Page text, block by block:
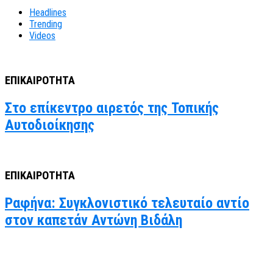
Headlines
Trending
Videos
ΕΠΙΚΑΙΡΟΤΗΤΑ
Στο επίκεντρο αιρετός της Τοπικής
Αυτοδιοίκησης
ΕΠΙΚΑΙΡΟΤΗΤΑ
Ραφήνα: Συγκλονιστικό τελευταίο αντίο
στον καπετάν Αντώνη Βιδάλη